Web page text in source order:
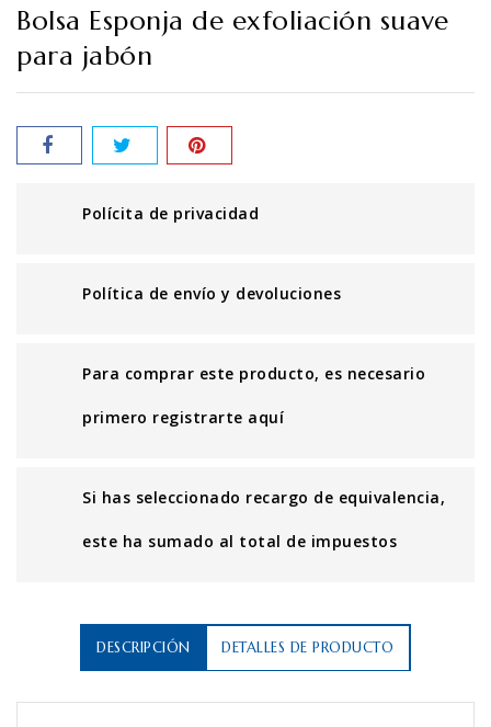
Bolsa Esponja de exfoliación suave
para jabón
Polícita de privacidad
Política de envío y devoluciones
Para comprar este producto, es necesario
primero registrarte aquí
Si has seleccionado recargo de equivalencia,
este ha sumado al total de impuestos
DESCRIPCIÓN DETALLES DE PRODUCTO